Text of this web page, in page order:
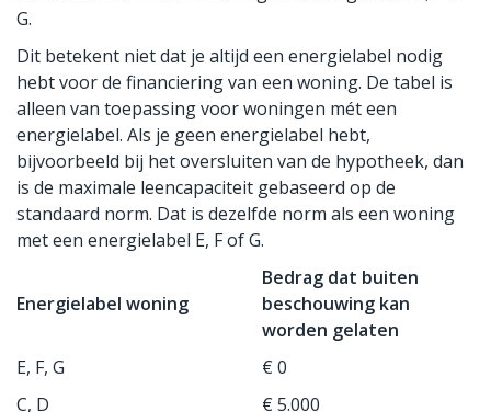
G.
Dit betekent niet dat je altijd een energielabel nodig
hebt voor de financiering van een woning. De tabel is
alleen van toepassing voor woningen mét een
energielabel. Als je geen energielabel hebt,
bijvoorbeeld bij het oversluiten van de hypotheek, dan
is de maximale leencapaciteit gebaseerd op de
standaard norm. Dat is dezelfde norm als een woning
met een energielabel E, F of G.
Energielabel woning
Bedrag dat buiten
beschouwing kan
worden gelaten
E, F, G
€ 0
C, D
€ 5.000